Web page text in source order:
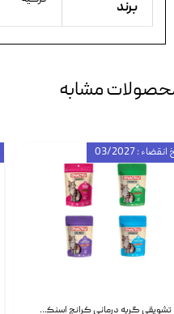
برند
مشابه
تشویقی گربه درمانی کرانچ اسنکی با طعم میکس Snacky Crunch Cat Treats وزن 60 گرم بسته 4 عددی
: 03/2027